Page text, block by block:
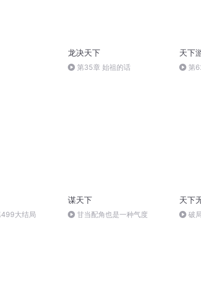
龙决天下
第35章 始祖的话
天下
第
499大结局
谋天下
甘当配角也是一种气度
天下
破